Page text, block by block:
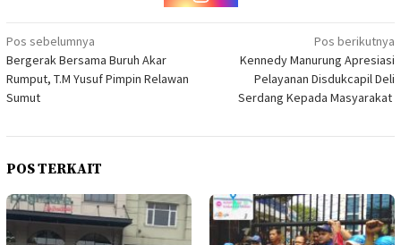
Navigasi
pos
Pos sebelumnya
Bergerak Bersama Buruh Akar
Rumput, T.M Yusuf Pimpin Relawan
Sumut
Pos berikutnya
Kennedy Manurung Apresiasi
Pelayanan Disdukcapil Deli
Serdang Kepada Masyarakat
POS TERKAIT